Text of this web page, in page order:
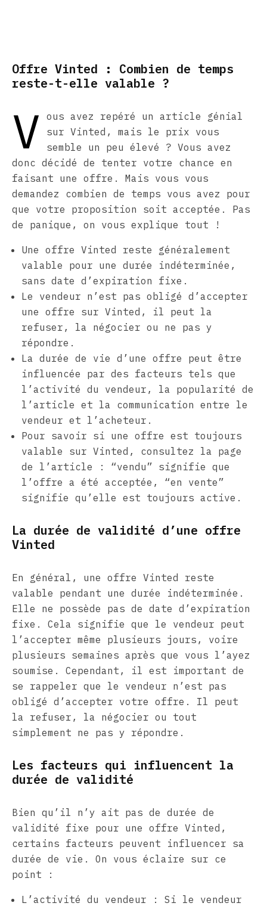
Offre Vinted : Combien de temps
reste-t-elle valable ?
V
ous avez repéré un article génial
sur Vinted, mais le prix vous
semble un peu élevé ? Vous avez
donc décidé de tenter votre chance en
faisant une offre. Mais vous vous
demandez combien de temps vous avez pour
que votre proposition soit acceptée. Pas
de panique, on vous explique tout !
Une offre Vinted reste généralement
valable pour une durée indéterminée,
sans date d’expiration fixe.
Le vendeur n’est pas obligé d’accepter
une offre sur Vinted, il peut la
refuser, la négocier ou ne pas y
répondre.
La durée de vie d’une offre peut être
influencée par des facteurs tels que
l’activité du vendeur, la popularité de
l’article et la communication entre le
vendeur et l’acheteur.
Pour savoir si une offre est toujours
valable sur Vinted, consultez la page
de l’article : “vendu” signifie que
l’offre a été acceptée, “en vente”
signifie qu’elle est toujours active.
La durée de validité d’une offre
Vinted
En général, une offre Vinted reste
valable pendant une durée indéterminée.
Elle ne possède pas de date d’expiration
fixe. Cela signifie que le vendeur peut
l’accepter même plusieurs jours, voire
plusieurs semaines après que vous l’ayez
soumise. Cependant, il est important de
se rappeler que le vendeur n’est pas
obligé d’accepter votre offre. Il peut
la refuser, la négocier ou tout
simplement ne pas y répondre.
Les facteurs qui influencent la
durée de validité
Bien qu’il n’y ait pas de durée de
validité fixe pour une offre Vinted,
certains facteurs peuvent influencer sa
durée de vie. On vous éclaire sur ce
point :
L’activité du vendeur : Si le vendeur